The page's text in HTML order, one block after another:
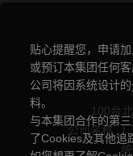
100台
公司名称
|
贴心提醒您，申请
或预订本集团任何
公司将因系统设计
料。
与本集团合作的第
了Cookies及其他追